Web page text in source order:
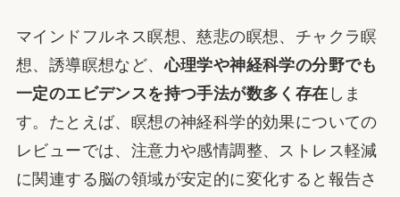
マインドフルネス瞑想、慈悲の瞑想、チャクラ瞑
想、誘導瞑想など、心理学や神経科学の分野でも
一定のエビデンスを持つ手法が数多く存在 しま
す。たとえば、瞑想の神経科学的効果についての
レビューでは、注意力や感情調整、ストレス軽減
に関連する脳の領域が安定的に変化すると報告さ